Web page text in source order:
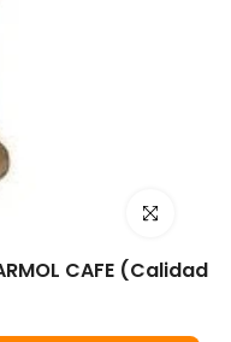
Haz clic
CAFE (Calidad